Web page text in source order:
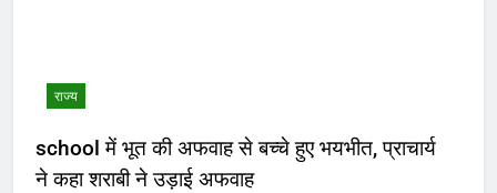
राज्य
school में भूत की अफवाह से बच्चे हुए भयभीत, प्राचार्य
ने कहा शराबी ने उड़ाई अफवाह